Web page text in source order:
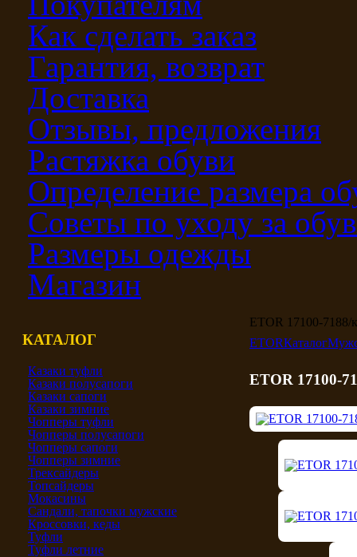
Как сделать заказ
Гарантия, возврат
Доставка
Отзывы, предложения
Растяжка обуви
Определение размера
Советы по уходу за
Размеры одежды
Магазин
КАТАЛОГ
Казаки туфли
Казаки полусапоги
Казаки сапоги
Казаки зимние
Чопперы туфли
Чопперы полусапоги
Чопперы сапоги
Чопперы зимние
Трексайдеры
Топсайдеры
Мокасины
Сандали, тапочки мужские
Кроссовки, кеды
Туфли
Туфли летние
ETOR 17100-7188/
ETORКаталог
ETOR 17100-